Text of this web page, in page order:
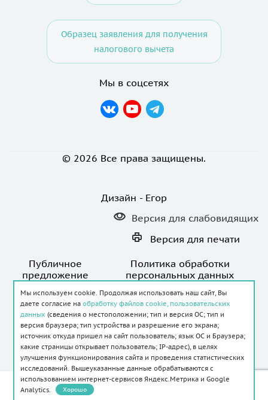
Образец заявления для получения
налогового вычета
Мы в соцсетях
© 2026 Все права защищены.
Дизайн - Егор
Версия для слабовидящих
Версия для печати
Публичное
предложение
Политика обработки
персональных данных
Создание и продвижение сайта -
ИМЕЮТСЯ ПРОТИВОПОКАЗАНИЯ.
НЕОБХОДИМА КОНСУЛЬТАЦИЯ
Мы используем cookie. Продолжая использовать наш сайт, Вы
даете согласие наобработку файлов cookie, пользовательских
данных (сведения о местоположении; тип и версия ОС; тип и
версия браузера; тип устройства и разрешение его экрана;
источник откуда пришел на сайт пользователь; язык ОС и Браузера;
какие страницы открывает пользователь; IP-адрес), в целях
улучшения функционирования сайта и проведения статистических
исследований. Вышеуказанные данные обрабатываются с
использованием интернет-сервисов Яндекс.Метрика и Google
Analytics.
Хорошо